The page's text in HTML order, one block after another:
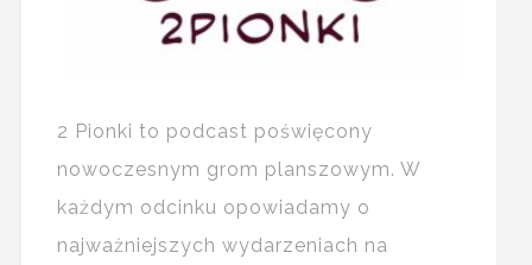
2 Pionki to podcast poświęcony
nowoczesnym grom planszowym. W
każdym odcinku opowiadamy o
najważniejszych wydarzeniach na